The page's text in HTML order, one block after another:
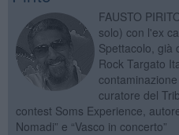
FAUSTO
solo) con l'ex
Spettacolo, già
Rock Targato
curatore del
contest Soms Experience,
Nomadi” e “Vasco in concerto”